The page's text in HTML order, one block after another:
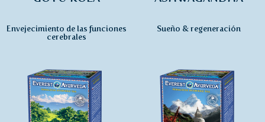
Envejecimiento de las funciones
cerebrales
Sueño & regeneración